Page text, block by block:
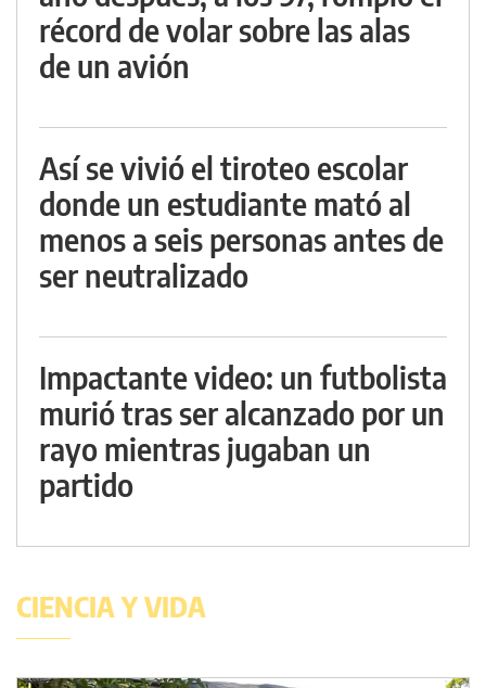
récord de volar sobre las alas
de un avión
Así se vivió el tiroteo escolar
donde un estudiante mató al
menos a seis personas antes de
ser neutralizado
Impactante video: un futbolista
murió tras ser alcanzado por un
rayo mientras jugaban un
partido
CIENCIA Y VIDA